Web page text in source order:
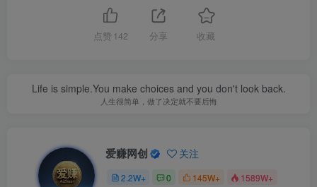
点赞 142 分享 收藏
Life is simple.You make choices and you don't look back.
人生很简单，做了决定就不要后悔
爱赚网创 关注
2.2W+ 0 145W+ 1589W+